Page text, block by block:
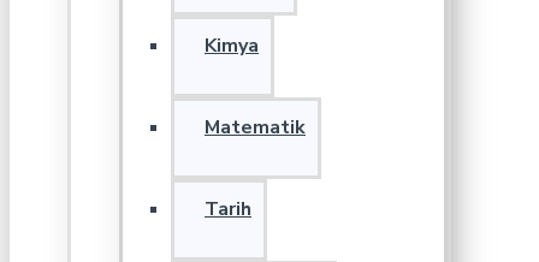
Kimya
Matematik
Tarih